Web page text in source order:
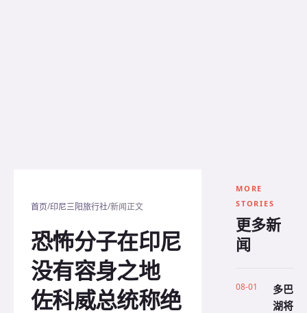
首页/印尼三阳旅行社/新闻正文
恐怖分子在印尼
没有容身之地
佐科威总统称绝
MORE
STORIES
更多新
闻
08-01
多巴
湖将